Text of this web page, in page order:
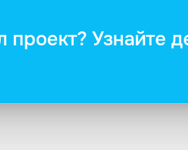
проект? Узнайте